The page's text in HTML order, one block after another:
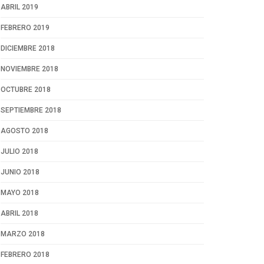
ABRIL 2019
FEBRERO 2019
DICIEMBRE 2018
NOVIEMBRE 2018
OCTUBRE 2018
SEPTIEMBRE 2018
AGOSTO 2018
JULIO 2018
JUNIO 2018
MAYO 2018
ABRIL 2018
MARZO 2018
FEBRERO 2018